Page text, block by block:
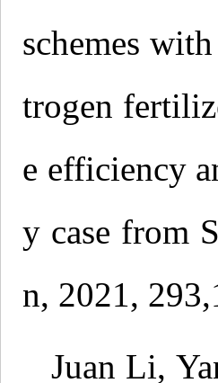
schemes
trogen
e efficiency
y case from
n, 2021,
Juan Li,